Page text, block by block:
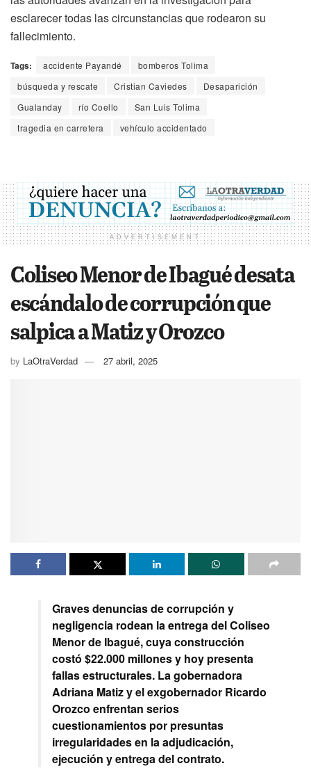
esclarecer todas las circunstancias que rodearon su
fallecimiento.
Tags: accidente Payandé
bomberos Tolima
búsqueda y rescate
Cristian Caviedes
Desaparición
Gualanday
río Coello
San Luis Tolima
tragedia en carretera
vehículo accidentado
ADVERTISEMENT
Coliseo Menor de Ibagué desata
escándalo de corrupción que
salpica a Matiz y Orozco
by LaOtraVerdad 27 abril, 2025
Graves denuncias de corrupción y
negligencia rodean la entrega del Coliseo
Menor de Ibagué, cuya construcción
costó $22.000 millones y hoy presenta
fallas estructurales. La gobernadora
Adriana Matiz y el exgobernador Ricardo
Orozco enfrentan serios
cuestionamientos por presuntas
irregularidades en la adjudicación,
ejecución y entrega del contrato.